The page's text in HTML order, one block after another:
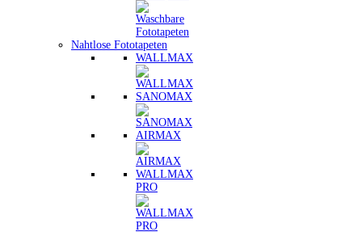
Nahtlose Fototapeten
WALLMAX
SANOMAX
AIRMAX
WALLMAX
PRO